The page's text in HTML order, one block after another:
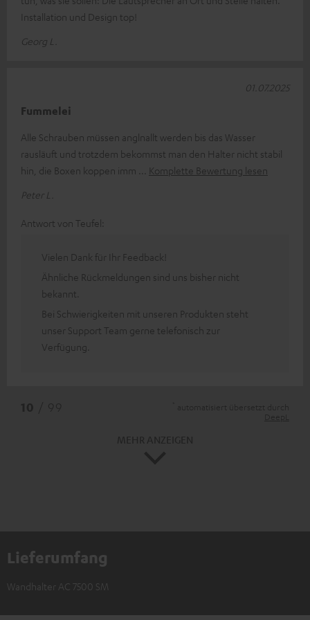
Installation und Design top!
Georg L.
Fummelei
Alle Schrauben müssen anglnallt werden bis das Wasser
rausläuft und trotzdem bekommst man den Halter nicht stabil
hin, die Boxen koppen imm
Komplette Bewertung lesen
Peter L.
01.07.2025
Antwort von Teufel:
Vielen Dank für Ihr Feedback!
Ähnliche Rückmeldungen sind uns bisher nicht
bekannt.
Bei Schwierigkeiten mit unseren Produkten steht
unser Support Team gerne telefonisch zur
Verfügung.
Lieferumfang
Wandhalter AC 7500 SM